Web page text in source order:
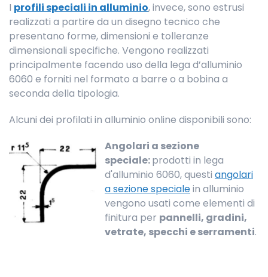
I profili speciali in alluminio, invece, sono estrusi
realizzati a partire da un disegno tecnico che
presentano forme, dimensioni e tolleranze
dimensionali specifiche. Vengono realizzati
principalmente facendo uso della lega d’alluminio
6060 e forniti nel formato a barre o a bobina a
seconda della tipologia.
Alcuni dei profilati in alluminio online disponibili sono:
Angolari a sezione
speciale:prodotti in lega
d'alluminio 6060, questi angolari
a sezione specialein alluminio
vengono usati come elementi di
finitura per pannelli, gradini,
vetrate, specchi e serramenti.